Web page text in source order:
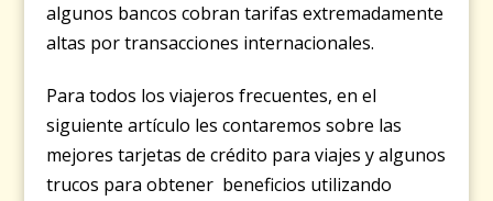
algunos bancos cobran tarifas extremadamente
altas por transacciones internacionales.
Para todos los viajeros frecuentes, en el
siguiente artículo les contaremos sobre las
mejores tarjetas de crédito para viajes y algunos
trucos para obtener beneficios utilizando